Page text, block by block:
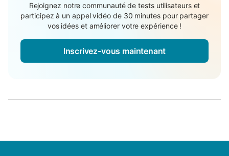
Rejoignez notre communauté de tests utilisateurs et
participez à un appel vidéo de 30 minutes pour partager
vos idées et améliorer votre expérience !
Inscrivez-vous maintenant